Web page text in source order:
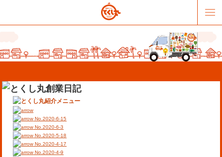
販売パートナー募集
No.2020-6-15
No.2020-6-3
No.2020-5-18
No.2020-4-17
No.2020-4-9